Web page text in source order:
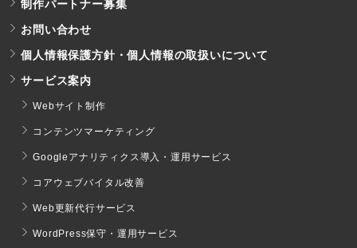
制作パートナー募集
お問い合わせ
個人情報保護方針・個人情報の取扱いについて
サービス案内
Webサイト制作
コンテンツマーケティング
Googleアナリティクス導入・運用サービス
コアウェブバイタル改善
Web更新代行サービス
WordPress保守・運用サービス